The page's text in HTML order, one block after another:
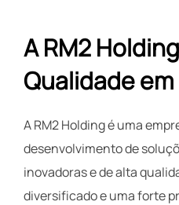
A RM2
Qualidade
A RM2 Holding é uma
desenvolvimento de
inovadoras e de alta
diversificado e uma forte